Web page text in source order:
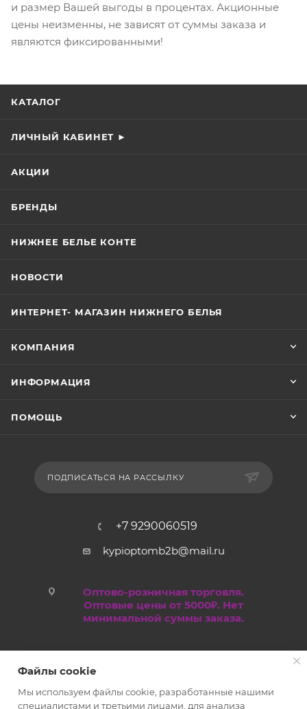
и размер Вашей выгоды в процентах. Акционные
цены неизменны, не зависят от суммы заказа и
являются фиксированными!
КАТАЛОГ
ЛИЧНЫЙ КАБИНЕТ ►
АКЦИИ
БРЕНДЫ
НИЖНЕЕ БЕЛЬЕ КОНТЕ
НОВОСТИ
ИНТЕРНЕТ- МАГАЗИН НИЖНЕГО БЕЛЬЯ
КОМПАНИЯ
ИНФОРМАЦИЯ
ПОМОЩЬ
ПОДПИСАТЬСЯ НА РАССЫЛКУ
+7 9290060519
kypioptomb2b@mail.ru
Оптово-розничная торговля.
Оптовые цены от 5000₽. Нет
минимальной суммы заказа.
Файлы cookie
Мы используем файлы cookie, разработанные нашими
специалистами и третьими лицами, для анализа